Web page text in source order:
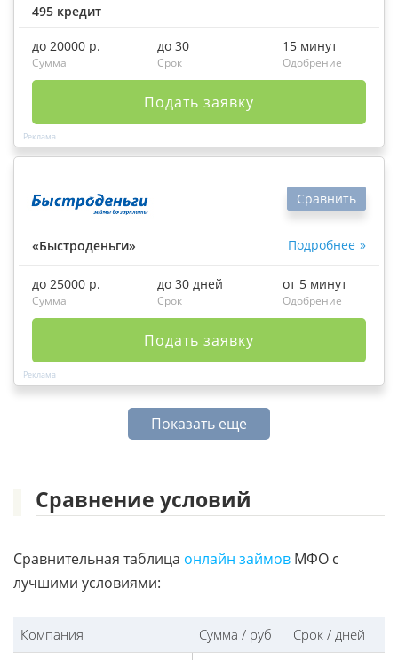
495 кредит
до 20000 р.
Сумма
до 30
Срок
15 минут
Одобрение
Подать заявку
«Быстроденьги» Подробнее
Сравнить
до 25000 р.
Сумма
до 30 дней
Срок
от 5 минут
Одобрение
Подать заявку
Показать еще
Сравнение условий
Сравнительная таблица онлайн займов МФО с
лучшими условиями:
Компания Сумма / руб Срок / дней